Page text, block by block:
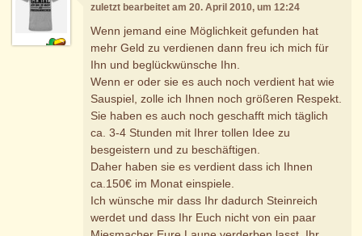
zuletzt bearbeitet am 20. April 2010, um 12:24
Wenn jemand eine Möglichkeit gefunden hat
mehr Geld zu verdienen dann freu ich mich für
Ihn und beglückwünsche Ihn.
Wenn er oder sie es auch noch verdient hat wie
Sauspiel, zolle ich Ihnen noch größeren Respekt.
Sie haben es auch noch geschafft mich täglich
ca. 3-4 Stunden mit Ihrer tollen Idee zu
besgeistern und zu beschäftigen.
Daher haben sie es verdient dass ich Ihnen
ca.150€ im Monat einspiele.
Ich wünsche mir dass Ihr dadurch Steinreich
werdet und dass Ihr Euch nicht von ein paar